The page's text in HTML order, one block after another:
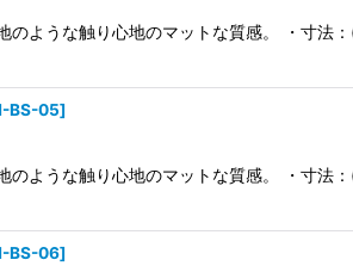
絞り込む
のような触り心地のマットな質感。 ・寸
BS-05]
のような触り心地のマットな質感。 ・寸
BS-06]